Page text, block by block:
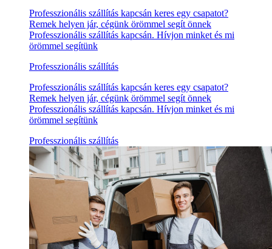
Professzionális szállítás kapcsán keres egy csapatot?
Remek helyen jár, cégünk örömmel segít önnek
Professzionális szállítás kapcsán. Hívjon minket és mi
örömmel segítünk
Professzionális szállítás
Professzionális szállítás kapcsán keres egy csapatot?
Remek helyen jár, cégünk örömmel segít önnek
Professzionális szállítás kapcsán. Hívjon minket és mi
örömmel segítünk
Professzionális szállítás